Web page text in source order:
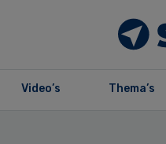
Video’s Thema’s